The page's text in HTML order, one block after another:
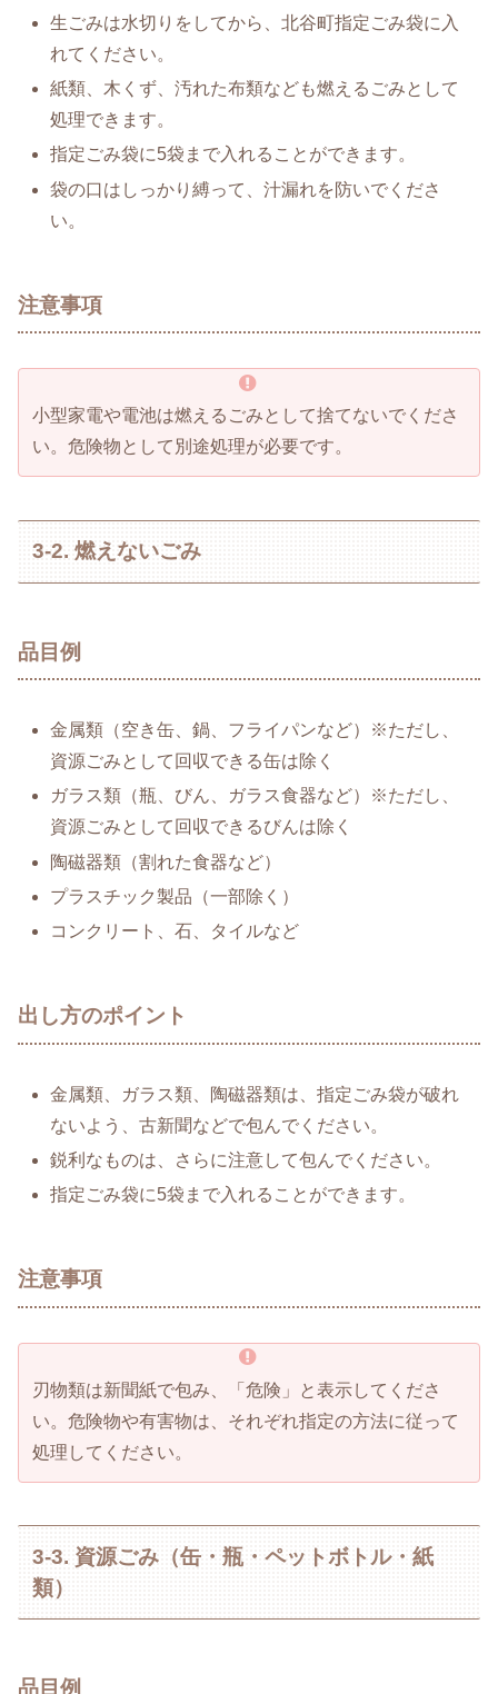
生ごみは水切りをしてから、北谷町指定ごみ袋に入
れてください。
紙類、木くず、汚れた布類なども燃えるごみとして
処理できます。
指定ごみ袋に5袋まで入れることができます。
袋の口はしっかり縛って、汁漏れを防いでくださ
い。
注意事項
小型家電や電池は燃えるごみとして捨てないでくださ
い。危険物として別途処理が必要です。
3-2. 燃えないごみ
品目例
金属類（空き缶、鍋、フライパンなど）※ただし、
資源ごみとして回収できる缶は除く
ガラス類（瓶、びん、ガラス食器など）※ただし、
資源ごみとして回収できるびんは除く
陶磁器類（割れた食器など）
プラスチック製品（一部除く）
コンクリート、石、タイルなど
出し方のポイント
金属類、ガラス類、陶磁器類は、指定ごみ袋が破れ
ないよう、古新聞などで包んでください。
鋭利なものは、さらに注意して包んでください。
指定ごみ袋に5袋まで入れることができます。
注意事項
刃物類は新聞紙で包み、「危険」と表示してくださ
い。危険物や有害物は、それぞれ指定の方法に従って
処理してください。
3-3. 資源ごみ（缶・瓶・ペットボトル・紙
類）
品目例